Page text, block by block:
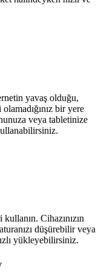
yavaş olduğu,
bir yere
veya tabletinize
Cihazınızın
düşürebilir veya
yükleyebilirsiniz.